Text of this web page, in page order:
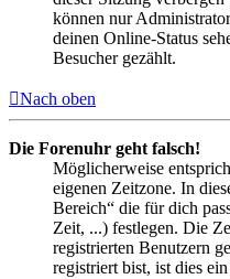
können nur
deinen Online-Status
Besucher gezählt.
Nach oben
Die Forenuhr geht falsch!
Möglicherweise
eigenen Zeitzone. In
Bereich“ die für dich
Zeit, ...) festlegen. Die
registrierten Benutzern
registriert bist, ist dies